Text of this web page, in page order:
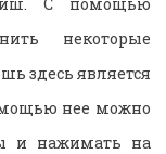
некоторые
здесь является
нее можно
и нажимать на